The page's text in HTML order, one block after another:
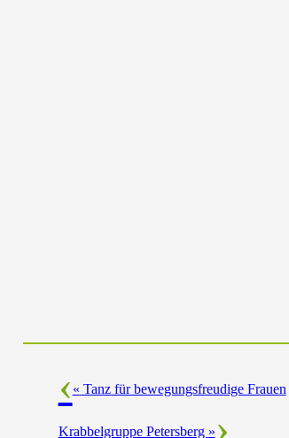
« Tanz für bewegungsfreudige Frauen
Krabbelgruppe Petersberg »